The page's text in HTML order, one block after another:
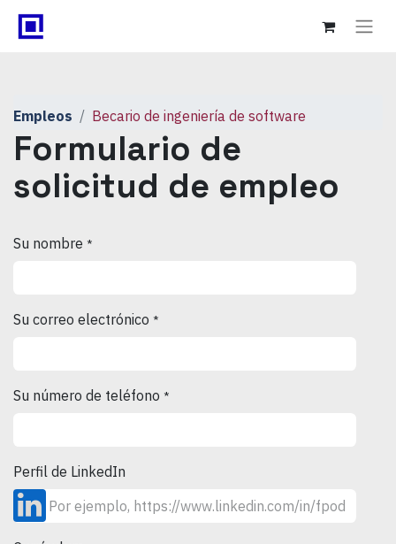
Empleos Becario de ingeniería de software
Formulario de
solicitud de empleo
Su nombre *
Su correo electrónico *
Su número de teléfono *
Perfil de LinkedIn